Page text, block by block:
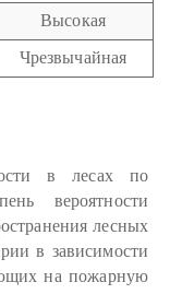
Высокая
Чрезвычайная
в лесах по
вероятности
лесных
в зависимости
на пожарную